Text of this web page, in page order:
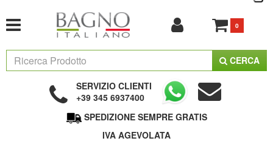
0
CERCA
SERVIZIO CLIENTI
+39 345 6937400
SPEDIZIONE SEMPRE GRATIS
IVA AGEVOLATA